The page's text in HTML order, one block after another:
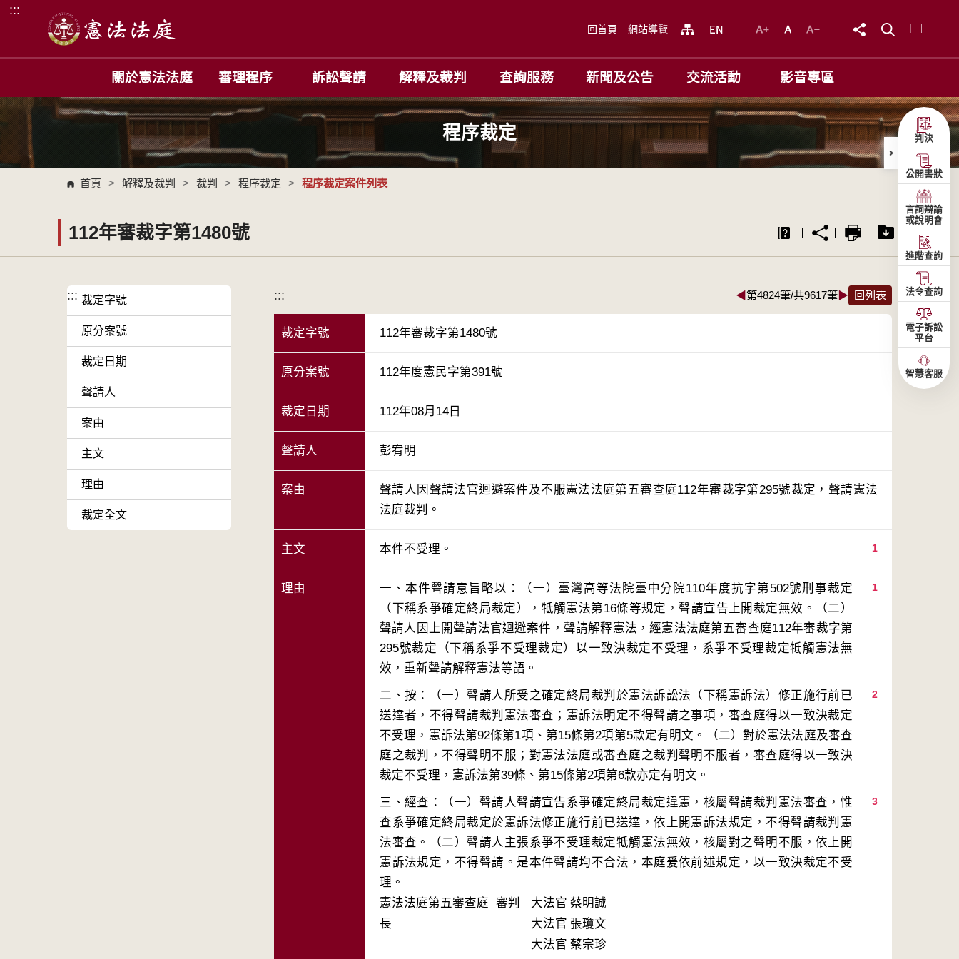
跳到主要內容區塊
:::
回首頁 網站導覽
關於憲法法庭 審理程序 訴訟聲請 解釋及裁判 查詢服務 新聞及公告 交流活動 影音專區
程序裁定
首頁 > 解釋及裁判 > 裁判 > 程序裁定 > 程序裁定案件列表
112年審裁字第1480號
::: 裁定字號
原分案號
裁定日期
聲請人
案由
主文
理由
裁定全文
::: ◀第4824筆/共9617筆▶ 回列表
裁定字號 112年審裁字第1480號
原分案號 112年度憲民字第391號
裁定日期 112年08月14日
聲請人 彭宥明
案由
聲請人因聲請法官迴避案件及不服憲法法庭第五審查庭112年審裁字第295號裁定，聲請憲法
法庭裁判。
主文 1
本件不受理。
理由 1
一、本件聲請意旨略以：（一）臺灣高等法院臺中分院110年度抗字第502號刑事裁定
（下稱系爭確定終局裁定），牴觸憲法第16條等規定，聲請宣告上開裁定無效。（二）
聲請人因上開聲請法官迴避案件，聲請解釋憲法，經憲法法庭第五審查庭112年審裁字第
295號裁定（下稱系爭不受理裁定）以一致決裁定不受理，系爭不受理裁定牴觸憲法無
2
二、按：（一）聲請人所受之確定終局裁判於憲法訴訟法（下稱憲訴法）修正施行前已
送達者，不得聲請裁判憲法審查；憲訴法明定不得聲請之事項，審查庭得以一致決裁定
不受理，憲訴法第92條第1項、第15條第2項第5款定有明文。（二）對於憲法法庭及審查
庭之裁判，不得聲明不服；對憲法法庭或審查庭之裁判聲明不服者，審查庭得以一致決
3
三、經查：（一）聲請人聲請宣告系爭確定終局裁定違憲，核屬聲請裁判憲法審查，惟
查系爭確定終局裁定於憲訴法修正施行前已送達，依上開憲訴法規定，不得聲請裁判憲
法審查。（二）聲請人主張系爭不受理裁定牴觸憲法無效，核屬對之聲明不服，依上開
憲訴法規定，不得聲請。是本件聲請均不合法，本庭爰依前述規定，以一致決裁定不受
理。
憲法法庭第五審查庭 審判
長
大法官 蔡明誠
大法官 張瓊文
大法官 蔡宗珍
判決
公開書狀
言詞辯論
或說明會
進階查詢
法令查詢
電子訴訟
平台
智慧客服